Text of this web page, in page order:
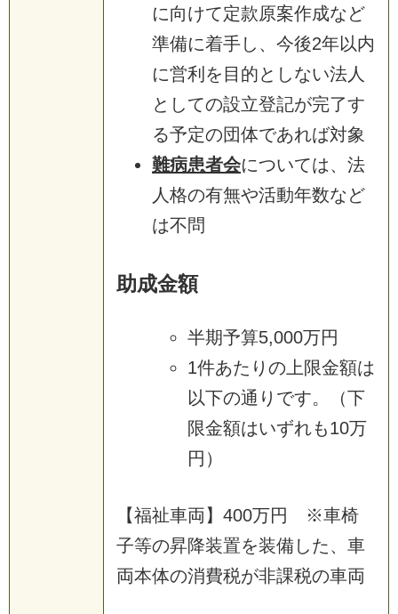
に向けて定款原案作成など
準備に着手し、今後2年以内
に営利を目的としない法人
としての設立登記が完了す
る予定の団体であれば対象
難病患者会については、法
人格の有無や活動年数など
は不問
助成金額
半期予算5,000万円
1件あたりの上限金額は
以下の通りです。（下
限金額はいずれも10万
円）
【福祉車両】400万円 ※車椅
子等の昇降装置を装備した、車
両本体の消費税が非課税の車両